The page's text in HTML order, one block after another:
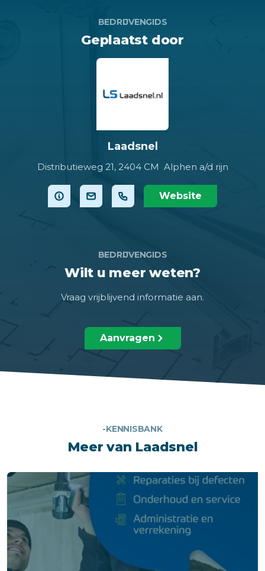
BEDRIJVENGIDS
Geplaatst door
Laadsnel
Distributieweg 21, 2404 CM Alphen a/d rijn
Website
BEDRIJVENGIDS
Wilt u meer weten?
Vraag vrijblijvend informatie aan.
Aanvragen
-KENNISBANK
Meer van Laadsnel